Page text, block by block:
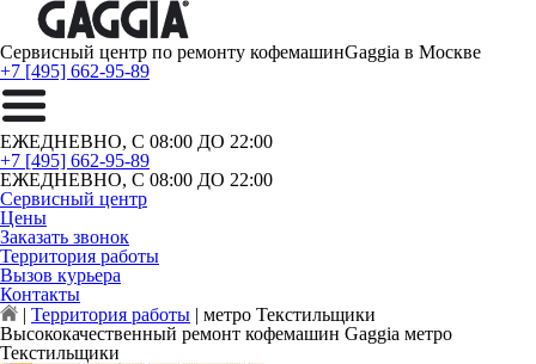
Сервисный центр по ремонту кофемашинGaggia в Москве
+7 [495] 662-95-89
ЕЖЕДНЕВНО, С 08:00 ДО 22:00
+7 [495] 662-95-89
ЕЖЕДНЕВНО, С 08:00 ДО 22:00
Сервисный центр
Цены
Заказать звонок
Территория работы
Вызов курьера
Контакты
| Территория работы | метро Текстильщики
Высококачественный ремонт кофемашин Gaggia метро
Текстильщики